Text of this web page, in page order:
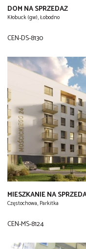
DOM NA SPRZEDAŻ
Kłobuck (gw), Łobodno
CEN-DS-8130
MIESZKANIE NA
Częstochowa, Parkitka
CEN-MS-8124